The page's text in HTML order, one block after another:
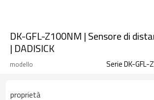
DK-GFL-Z100NM | Sensore di
| DADISICK
modello Serie DK-GFL-
proprietà